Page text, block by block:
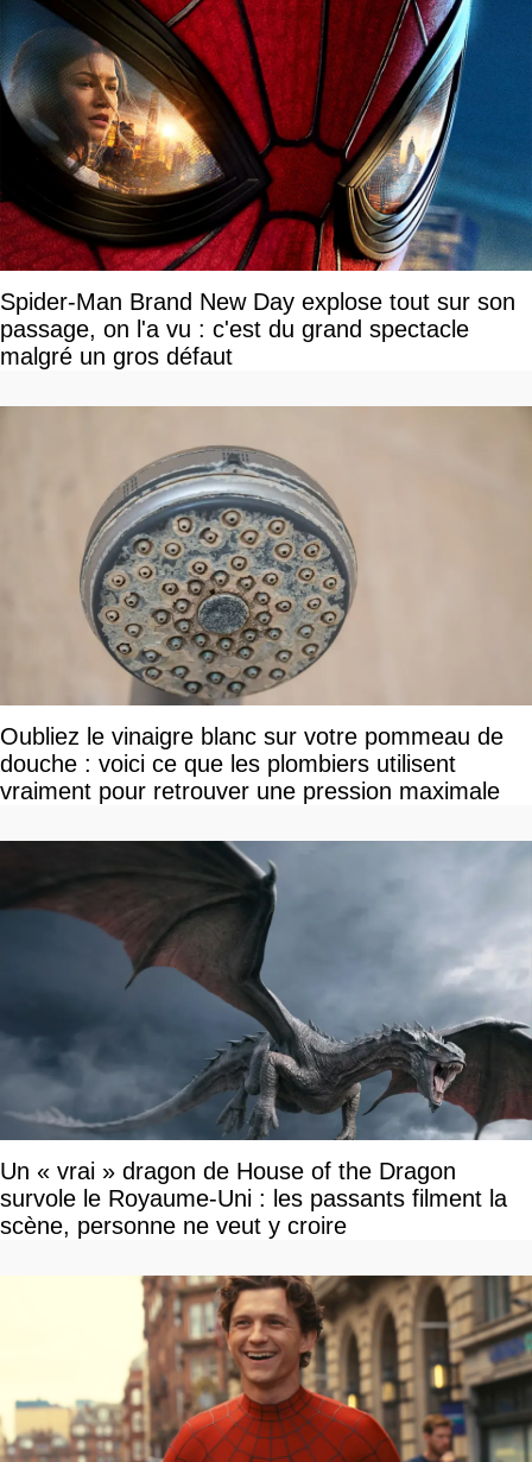
Spider-Man Brand New Day explose tout sur son
passage, on l'a vu : c'est du grand spectacle
malgré un gros défaut
Oubliez le vinaigre blanc sur votre pommeau de
douche : voici ce que les plombiers utilisent
vraiment pour retrouver une pression maximale
Un « vrai » dragon de House of the Dragon
survole le Royaume-Uni : les passants filment la
scène, personne ne veut y croire